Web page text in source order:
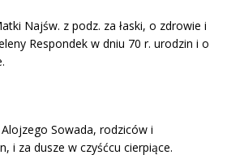
Najśw. z podz. za łaski, o zdrowie i
Respondek w dniu 70 r. urodzin i o
Sowada, rodziców i
i za dusze w czyśćcu cierpiące.